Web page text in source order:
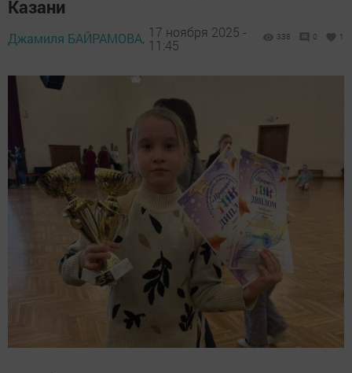
Казани
Джамиля БАЙРАМОВА, 17 ноября 2025 -
11:45
338 0 1